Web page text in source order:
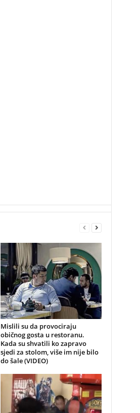
Mislili su da provociraju
običnog gosta u restoranu.
Kada su shvatili ko zapravo
sjedi za stolom, više im nije bilo
do šale (VIDEO)